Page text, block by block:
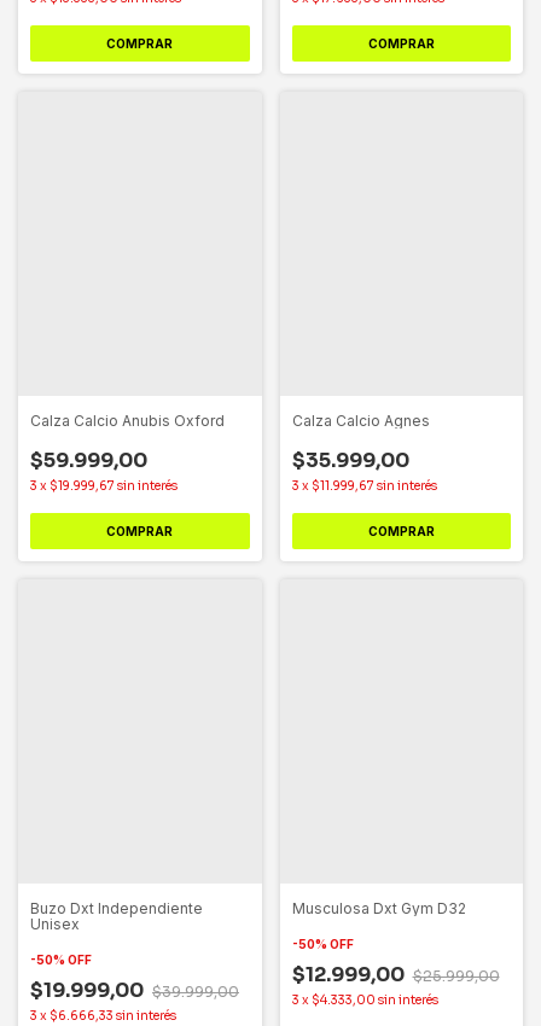
COMPRAR COMPRAR
Calza Calcio Anubis Oxford
$59.999,00
3 x $19.999,67 sin interés
COMPRAR
Calza Calcio Agnes
$35.999,00
3 x $11.999,67 sin interés
COMPRAR
Buzo Dxt Independiente
Unisex
-50% OFF
$19.999,00 $39.999,00
3 x $6.666,33 sin interés
Musculosa Dxt Gym D32
-50% OFF
$12.999,00 $25.999,00
3 x $4.333,00 sin interés